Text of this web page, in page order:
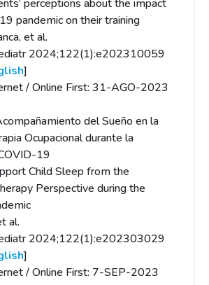
perceptions about the impact
pandemic on their training
et al.
2024;122(1):e202310059
]
/ Online First: 31-AGO-2023
del Sueño en la
Ocupacional durante la
19
Child Sleep from the
Perspective during the
al.
2024;122(1):e202303029
]
/ Online First: 7-SEP-2023